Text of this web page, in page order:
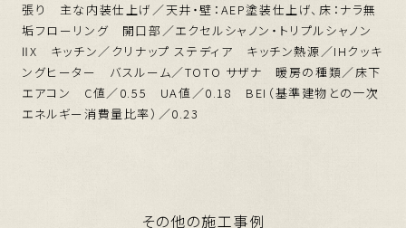
張り 主な内装仕上げ／天井・壁：AEP塗装仕上げ、床：ナラ無
垢フローリング 開口部／エクセルシャノン・トリプルシャノン
ⅡX キッチン／クリナップ ステディア キッチン熱源／IHクッキ
ングヒーター バスルーム／TOTO サザナ 暖房の種類／床下
エアコン C値／0.55 UA値／0.18 BEI（基準建物との一次
エネルギー消費量比率）／0.23
その他の施工事例